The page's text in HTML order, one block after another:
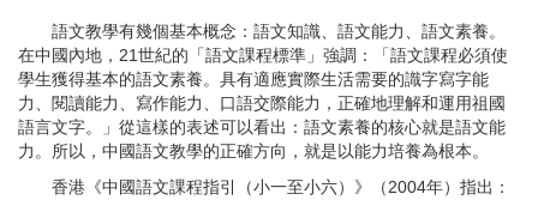
語文教學有幾個基本概念：語文知識、語文能力、語文素養。
在中國內地，21世紀的「語文課程標準」強調：「語文課程必須使
學生獲得基本的語文素養。具有適應實際生活需要的識字寫字能
力、閱讀能力、寫作能力、口語交際能力，正確地理解和運用祖國
語言文字。」從這樣的表述可以看出：語文素養的核心就是語文能
力。所以，中國語文教學的正確方向，就是以能力培養為根本。
香港《中國語文課程指引（小一至小六）》（2004年）指出：